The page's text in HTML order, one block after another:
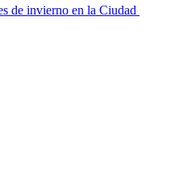
de invierno en la Ciudad